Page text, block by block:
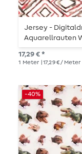
Jersey -
Aquarellrauten
17,29 € *
1 Meter | 17,29 € / Meter
-40%